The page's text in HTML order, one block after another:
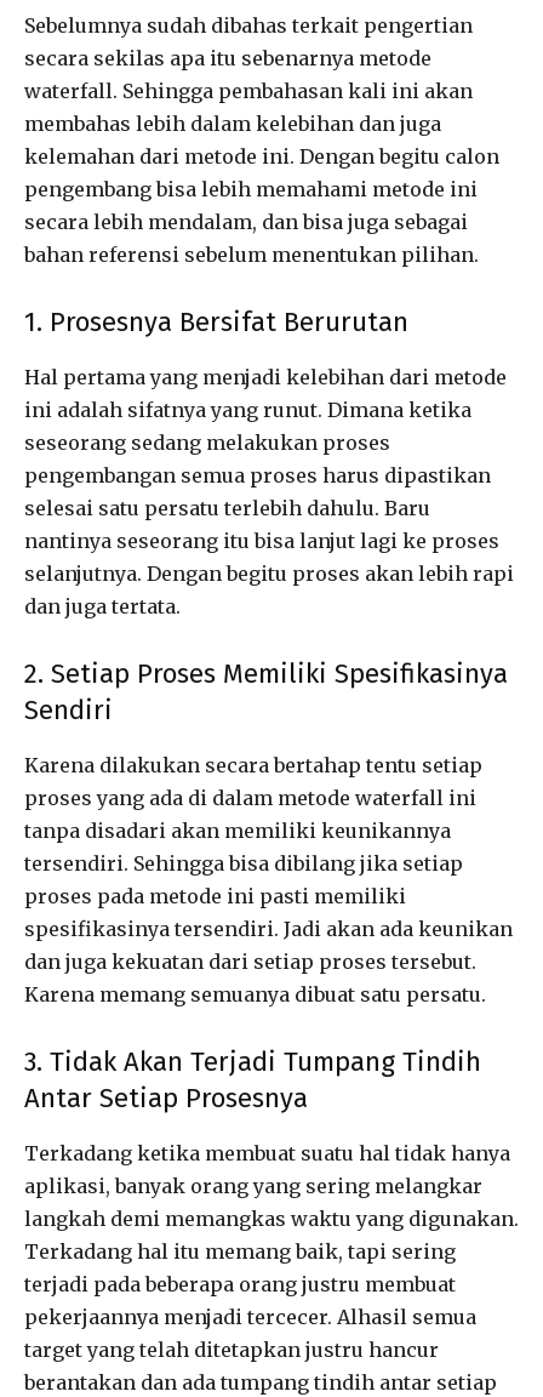
Sebelumnya sudah dibahas terkait pengertian
secara sekilas apa itu sebenarnya metode
waterfall. Sehingga pembahasan kali ini akan
membahas lebih dalam kelebihan dan juga
kelemahan dari metode ini. Dengan begitu calon
pengembang bisa lebih memahami metode ini
secara lebih mendalam, dan bisa juga sebagai
bahan referensi sebelum menentukan pilihan.
1. Prosesnya Bersifat Berurutan
Hal pertama yang menjadi kelebihan dari metode
ini adalah sifatnya yang runut. Dimana ketika
seseorang sedang melakukan proses
pengembangan semua proses harus dipastikan
selesai satu persatu terlebih dahulu. Baru
nantinya seseorang itu bisa lanjut lagi ke proses
selanjutnya. Dengan begitu proses akan lebih rapi
dan juga tertata.
2. Setiap Proses Memiliki Spesifikasinya
Sendiri
Karena dilakukan secara bertahap tentu setiap
proses yang ada di dalam metode waterfall ini
tanpa disadari akan memiliki keunikannya
tersendiri. Sehingga bisa dibilang jika setiap
proses pada metode ini pasti memiliki
spesifikasinya tersendiri. Jadi akan ada keunikan
dan juga kekuatan dari setiap proses tersebut.
Karena memang semuanya dibuat satu persatu.
3. Tidak Akan Terjadi Tumpang Tindih
Antar Setiap Prosesnya
Terkadang ketika membuat suatu hal tidak hanya
aplikasi, banyak orang yang sering melangkar
langkah demi memangkas waktu yang digunakan.
Terkadang hal itu memang baik, tapi sering
terjadi pada beberapa orang justru membuat
pekerjaannya menjadi tercecer. Alhasil semua
target yang telah ditetapkan justru hancur
berantakan dan ada tumpang tindih antar setiap